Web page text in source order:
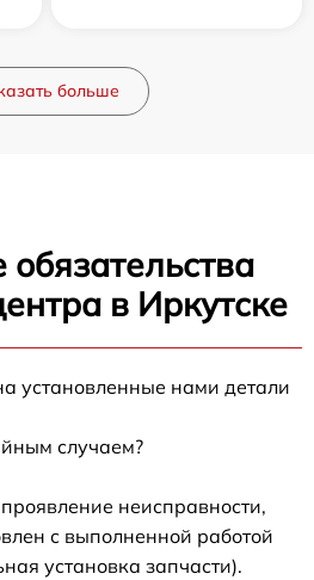
больше
в Иркутске
установленные нами детали
случаем?
неисправности,
с выполненной работой
установка запчасти).